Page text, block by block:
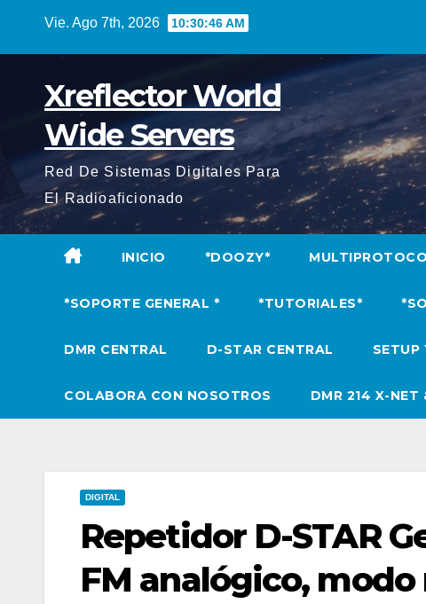
Vie. Ago 7th, 2026 10:30:48 AM
Xreflector World
Wide Servers
Red De Sistemas Digitales Para
El Radioaficionado
INICIO *DOOZY*
*SOPORTE GENERAL * *TUTORIALES*
DMR CENTRAL D-STAR CENTRAL SETUP
COLABORA CON NOSOTROS DMR 214 X-NET
DIGITAL
Repetidor D-STAR
FM analógico,